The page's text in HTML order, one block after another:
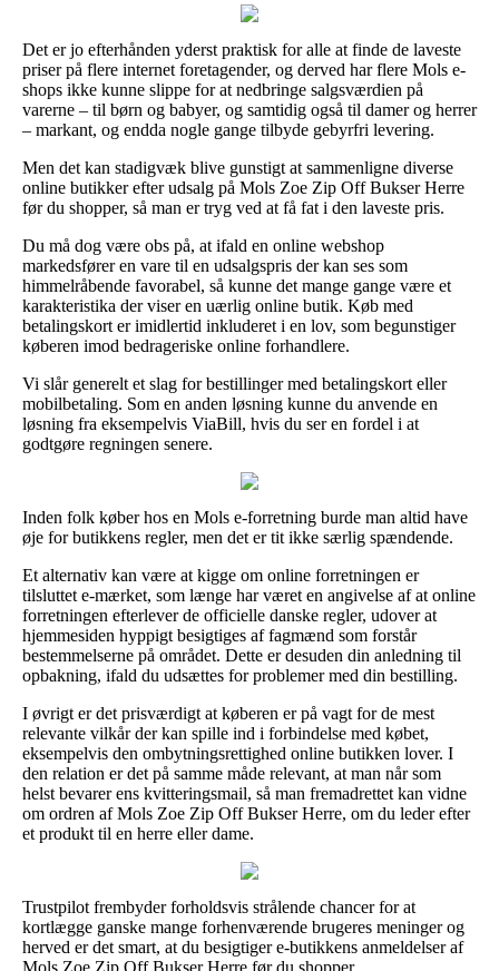
Det er jo efterhånden yderst praktisk for alle at finde de laveste
priser på flere internet foretagender, og derved har flere Mols e-
shops ikke kunne slippe for at nedbringe salgsværdien på
varerne – til børn og babyer, og samtidig også til damer og herrer
– markant, og endda nogle gange tilbyde gebyrfri levering.
Men det kan stadigvæk blive gunstigt at sammenligne diverse
online butikker efter udsalg på Mols Zoe Zip Off Bukser Herre
før du shopper, så man er tryg ved at få fat i den laveste pris.
Du må dog være obs på, at ifald en online webshop
markedsfører en vare til en udsalgspris der kan ses som
himmelråbende favorabel, så kunne det mange gange være et
karakteristika der viser en uærlig online butik. Køb med
betalingskort er imidlertid inkluderet i en lov, som begunstiger
køberen imod bedrageriske online forhandlere.
Vi slår generelt et slag for bestillinger med betalingskort eller
mobilbetaling. Som en anden løsning kunne du anvende en
løsning fra eksempelvis ViaBill, hvis du ser en fordel i at
godtgøre regningen senere.
Inden folk køber hos en Mols e-forretning burde man altid have
øje for butikkens regler, men det er tit ikke særlig spændende.
Et alternativ kan være at kigge om online forretningen er
tilsluttet e-mærket, som længe har været en angivelse af at online
forretningen efterlever de officielle danske regler, udover at
hjemmesiden hyppigt besigtiges af fagmænd som forstår
bestemmelserne på området. Dette er desuden din anledning til
opbakning, ifald du udsættes for problemer med din bestilling.
I øvrigt er det prisværdigt at køberen er på vagt for de mest
relevante vilkår der kan spille ind i forbindelse med købet,
eksempelvis den ombytningsrettighed online butikken lover. I
den relation er det på samme måde relevant, at man når som
helst bevarer ens kvitteringsmail, så man fremadrettet kan vidne
om ordren af Mols Zoe Zip Off Bukser Herre, om du leder efter
et produkt til en herre eller dame.
Trustpilot frembyder forholdsvis strålende chancer for at
kortlægge ganske mange forhenværende brugeres meninger og
herved er det smart, at du besigtiger e-butikkens anmeldelser af
Mols Zoe Zip Off Bukser Herre før du shopper.